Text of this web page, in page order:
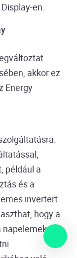
en.
akkor ez
Energy
például a
és a
invertert
hogy a
napelemek